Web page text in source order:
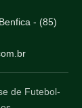
- (85)
de Futebol-